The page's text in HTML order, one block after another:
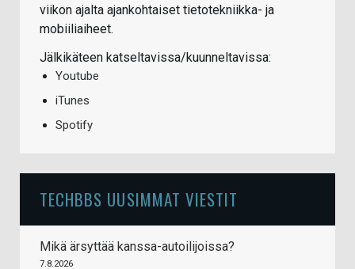
viikon ajalta ajankohtaiset tietotekniikka- ja
mobiiliaiheet.
Jälkikäteen katseltavissa/kuunneltavissa:
Youtube
iTunes
Spotify
TECHBBS UUSIMMAT VIESTIT
Mikä ärsyttää kanssa-autoilijoissa?
7.8.2026